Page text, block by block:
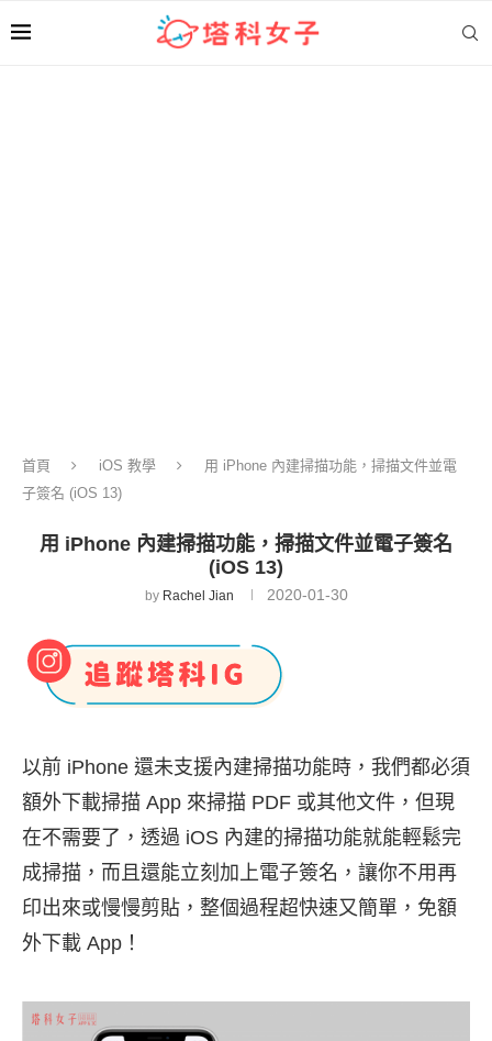
首頁 iOS 教學
用 iPhone 內建掃描功能，掃描文件並電
子簽名 (iOS 13)
用 iPhone 內建掃描功能，掃描文件並電子簽名
(iOS 13)
by Rachel Jian 2020-01-30
以前 iPhone 還未支援內建掃描功能時，我們都必須
額外下載掃描 App 來掃描 PDF 或其他文件，但現
在不需要了，透過 iOS 內建的掃描功能就能輕鬆完
成掃描，而且還能立刻加上電子簽名，讓你不用再
印出來或慢慢剪貼，整個過程超快速又簡單，免額
外下載 App！